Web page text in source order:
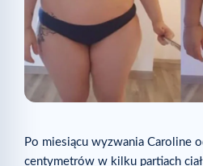
Po miesiącu wyzwania Caroline
centymetrów w kilku partiach